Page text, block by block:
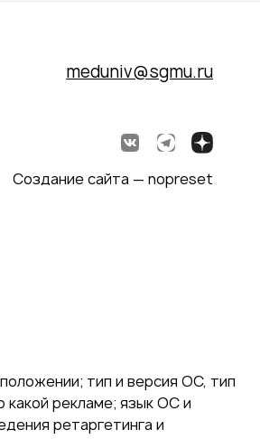
meduniv@sgmu.ru
Создание сайта — nopreset
тип и версия ОС, тип
какой рекламе; язык ОС и
ретаргетинга и